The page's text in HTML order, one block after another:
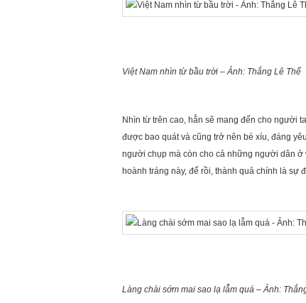
Việt Nam nhìn từ bầu trời – Ảnh: Thắng Lê Thế
Nhìn từ trên cao, hẳn sẽ mang đến cho người
được bao quát và cũng trở nên bé xíu, đáng
người chụp mà còn cho cả những người dân
hoành tráng này, để rồi, thành quả chính là
Làng chài sớm mai sao lạ lẫm quá – Ảnh: